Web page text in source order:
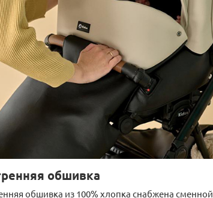
обшивка
обшивка из 100% хлопка снабжена сменной